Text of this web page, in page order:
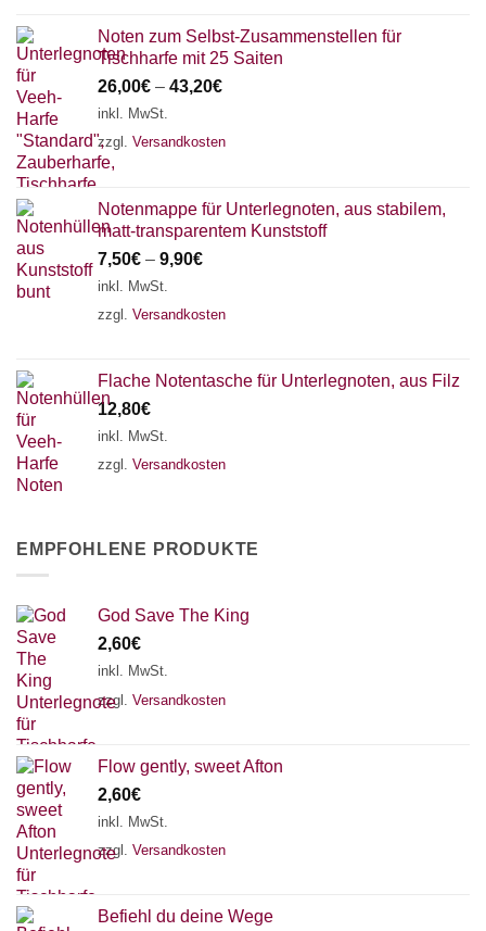
Noten zum Selbst-Zusammenstellen für
Tischharfe mit 25 Saiten
26,00€ – 43,20€
inkl. MwSt.
zzgl. Versandkosten
Notenmappe für Unterlegnoten, aus stabilem,
matt-transparentem Kunststoff
7,50€ – 9,90€
inkl. MwSt.
zzgl. Versandkosten
Flache Notentasche für Unterlegnoten, aus Filz
12,80€
inkl. MwSt.
zzgl. Versandkosten
EMPFOHLENE PRODUKTE
God Save The King
2,60€
inkl. MwSt.
zzgl. Versandkosten
Flow gently, sweet Afton
2,60€
inkl. MwSt.
zzgl. Versandkosten
Befiehl du deine Wege